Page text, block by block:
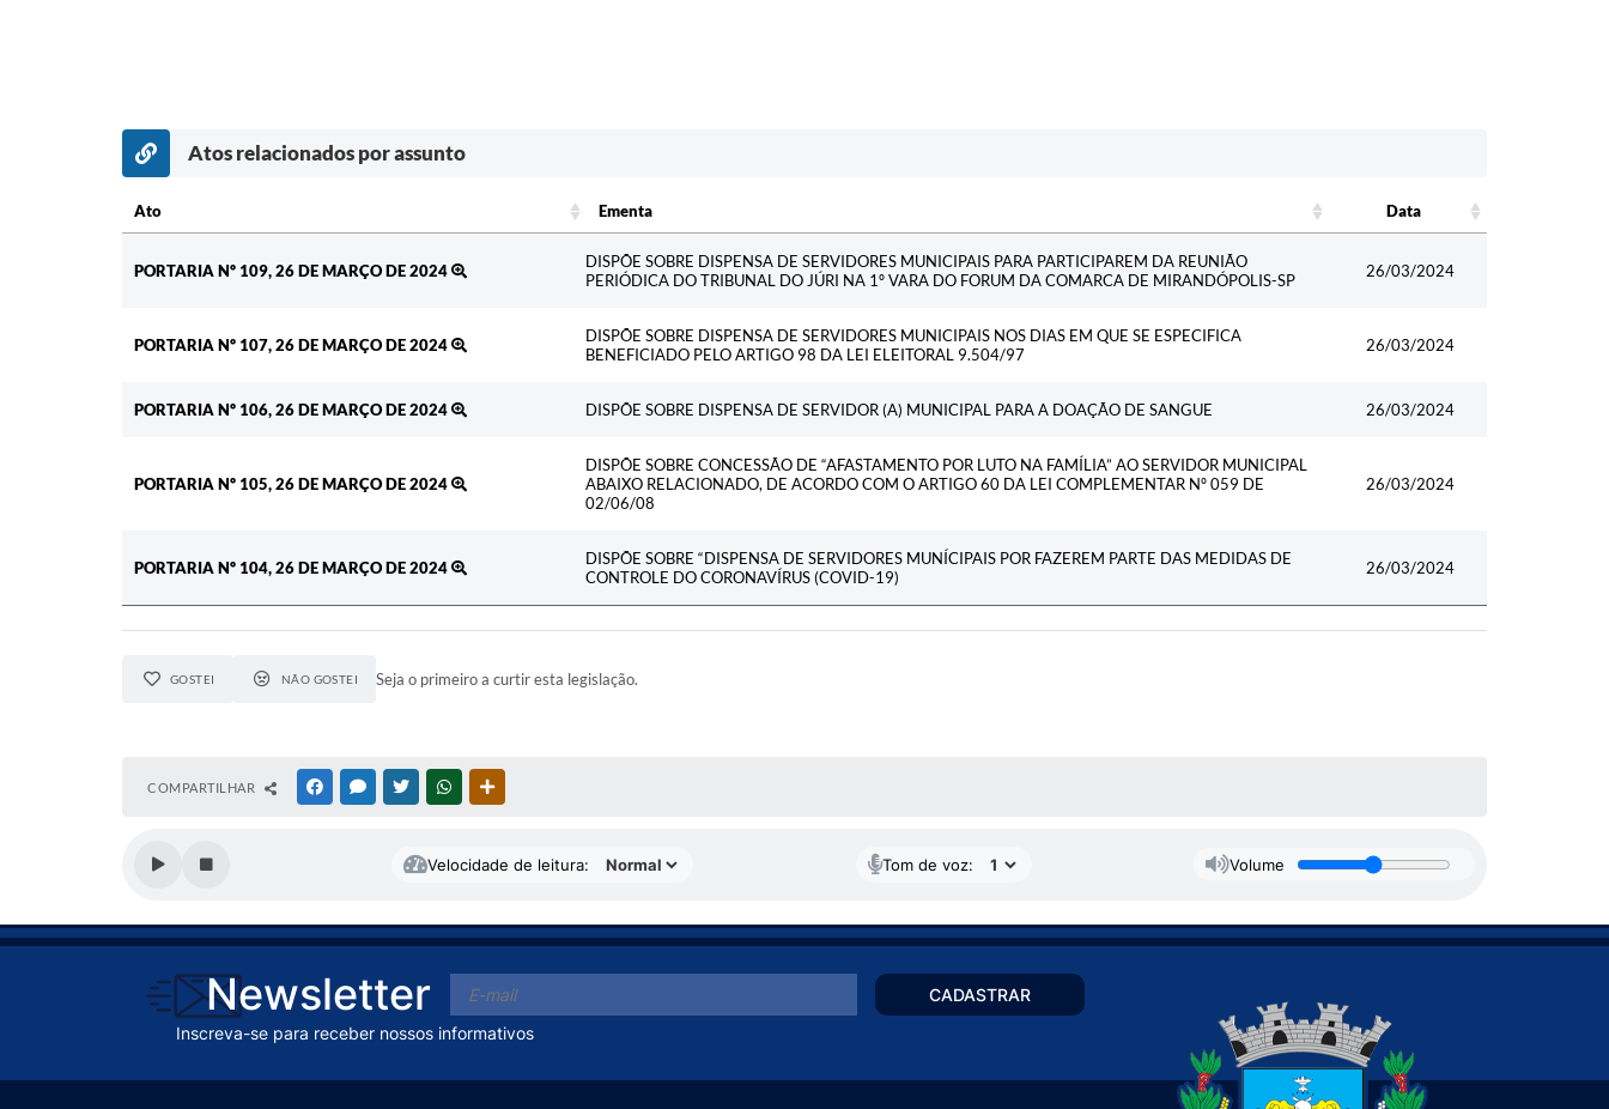
Atos relacionados por assunto
Ato Ementa
Data
PORTARIA Nº 109, 26 DE MARÇO DE 2024
DISPÕE SOBRE DISPENSA DE SERVIDORES MUNICIPAIS PARA PARTICIPAREM DA REUNIÃO
PERIÓDICA DO TRIBUNAL DO JÚRI NA 1º VARA DO FORUM DA COMARCA DE MIRANDÓPOLIS-SP
26/03/2024
PORTARIA Nº 107, 26 DE MARÇO DE 2024
DISPÕE SOBRE DISPENSA DE SERVIDORES MUNICIPAIS NOS DIAS EM QUE SE ESPECIFICA
BENEFICIADO PELO ARTIGO 98 DA LEI ELEITORAL 9.504/97
26/03/2024
PORTARIA Nº 106, 26 DE MARÇO DE 2024 DISPÕE SOBRE DISPENSA DE SERVIDOR (A) MUNICIPAL PARA A DOAÇÃO DE SANGUE 26/03/2024
PORTARIA Nº 105, 26 DE MARÇO DE 2024
DISPÕE SOBRE CONCESSÃO DE “AFASTAMENTO POR LUTO NA FAMÍLIA” AO SERVIDOR MUNICIPAL
ABAIXO RELACIONADO, DE ACORDO COM O ARTIGO 60 DA LEI COMPLEMENTAR Nº 059 DE
02/06/08
26/03/2024
PORTARIA Nº 104, 26 DE MARÇO DE 2024
DISPÕE SOBRE “DISPENSA DE SERVIDORES MUNÍCIPAIS POR FAZEREM PARTE DAS MEDIDAS DE
CONTROLE DO CORONAVÍRUS (COVID-19)
26/03/2024
GOSTEI NÃO GOSTEI Seja o primeiro a curtir esta legislação.
COMPARTILHAR FACEBOOKMESSENGER
TWITTERWHATSAPP
Velocidade de leitura: Tom de voz: Volume
Newsletter
Inscreva-se para receber nossos informativos
CADASTRAR